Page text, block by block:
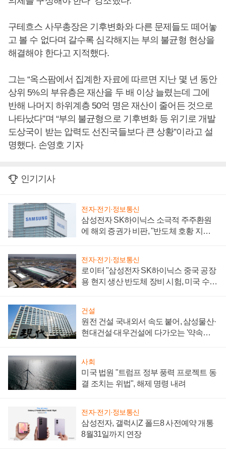
구테흐스 사무총장은 기후변화와 다른 문제들도 떼어놓
고 볼 수 없다며 갈수록 심각해지는 부의 불균형 현상을
해결해야 한다고 지적했다.
그는 “옥스팜에서 집계한 자료에 따르면 지난 몇 년 동안
상위 5%의 부유층은 재산을 두 배 이상 늘렸는데 그에
반해 나머지 하위계층 50억 명은 재산이 줄어든 것으로
나타났다”며 “부의 불균형으로 기후변화 등 위기로 개발
도상국이 받는 압력도 선진국들보다 큰 상황”이라고 설
명했다. 손영호 기자
인기기사
전자·전기·정보통신
삼성전자 SK하이닉스 소극적 주주환원
에 해외 증권가 비판, "반도체 호황 지속
전자·전기·정보통신
로이터 "삼성전자 SK하이닉스 중국 공장
용 현지 생산 반도체 장비 시험, 미국 수출
건설
원전 건설 국내외서 속도 붙어, 삼성물산·
현대건설·대우건설에 다가오는 '약속의
사회
미국 법원 "트럼프 정부 풍력 프로젝트 동
결 조치는 위법", 해제 명령 내려
전자·전기·정보통신
삼성전자, 갤럭시Z 폴드8 사전예약 개통
8월31일까지 연장